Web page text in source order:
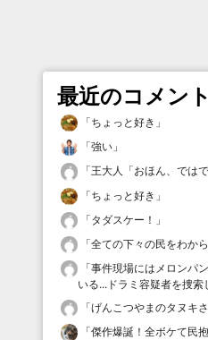
最近のコメント
「ちょっと好き 」
「強い 」
「王大人「おほん、ではで
「ちょっと好き 」
「タダスケー！ 」
「全ての下々の民をわか
「事件現場にはメロンパ
いる...ドラミ容疑者を捜索
「げんこつやまのタヌキ
「傑作爆誕！全ボケて民